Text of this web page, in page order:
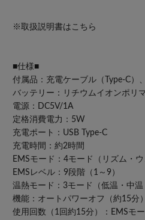
※取扱説明書はこちら
■仕様■
付属品：充電ケーブル（Type-C）
バッテリー：リチウムイオンポリ
電源：DC5V/1A
定格消費電力：5W
充電ポート：USB Type-C
充電時間：約2時間
EMSモード：4モード（リズム・
EMSレベル：9段階（1～9）
温熱モード：3モード（低温・中温
機能：オートパワーオフ（約15分）
使用回数（1回約15分）：EMSモ